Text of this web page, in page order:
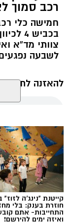
רכב סמוך
חמישה כלי
צוותי מד”א
לשבעה
להאזנה לתוכן:
עופר אשטוקר / 11:09
תגים:תאונת
קייטנת "נינג'ה
חוזרת בענק: בלי
התחייבות- אתם
ואיזה ימים להירשם!